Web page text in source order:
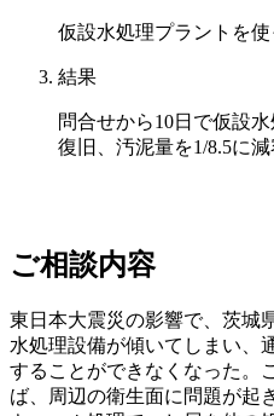
仮設水処理プラントを
結果
問合せから10日で仮設
復旧、汚泥量を1/8.5に
ご相談内容
東日本大震災の影響で、茨城
水処理設備が傾いてしまい、
することができなくなった。
ば、周辺の衛生面に問題が起